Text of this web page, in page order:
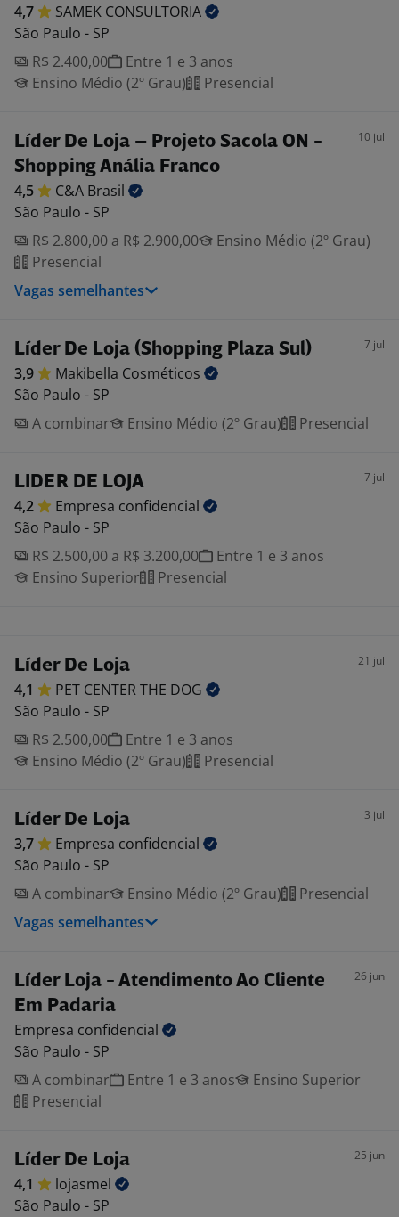
4,7 SAMEK CONSULTORIA
São Paulo - SP
R$ 2.400,00
Entre 1 e 3 anos
Ensino Médio (2º Grau)
Presencial
Líder De Loja – Projeto Sacola ON -
Shopping Anália Franco
10 jul
4,5 C&A Brasil
São Paulo - SP
R$ 2.800,00 a R$ 2.900,00
Ensino Médio (2º Grau)
Presencial
Vagas semelhantes
Líder De Loja (Shopping Plaza Sul) 7 jul
3,9 Makibella Cosméticos
São Paulo - SP
A combinar
Ensino Médio (2º Grau) Presencial
LIDER DE LOJA 7 jul
4,2 Empresa confidencial
São Paulo - SP
R$ 2.500,00 a R$ 3.200,00
Entre 1 e 3 anos
Ensino Superior
Presencial
Líder De Loja 21 jul
4,1 PET CENTER THE DOG
São Paulo - SP
R$ 2.500,00
Entre 1 e 3 anos
Ensino Médio (2º Grau)
Presencial
Líder De Loja 3 jul
3,7 Empresa confidencial
São Paulo - SP
A combinar
Ensino Médio (2º Grau)
Presencial
Vagas semelhantes
Líder Loja - Atendimento Ao Cliente
Em Padaria
26 jun
Empresa confidencial
São Paulo - SP
A combinar
Entre 1 e 3 anos
Ensino Superior
Presencial
Líder De Loja 25 jun
4,1
lojasmel
São Paulo - SP